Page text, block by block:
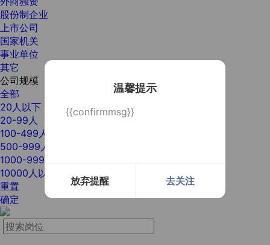
温馨提示
{{confirmmsg}}
放弃提醒 去关注
股份制企业
上市公司
国家机关
事业单位
其它
公司规模
全部
20人以下
20-99人
100-499人
500-999人
1000-9999人
10000人以上
重置
确定